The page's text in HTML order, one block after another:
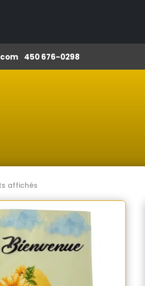
450 676-0298
affichés
plus
récent
plus
ancien